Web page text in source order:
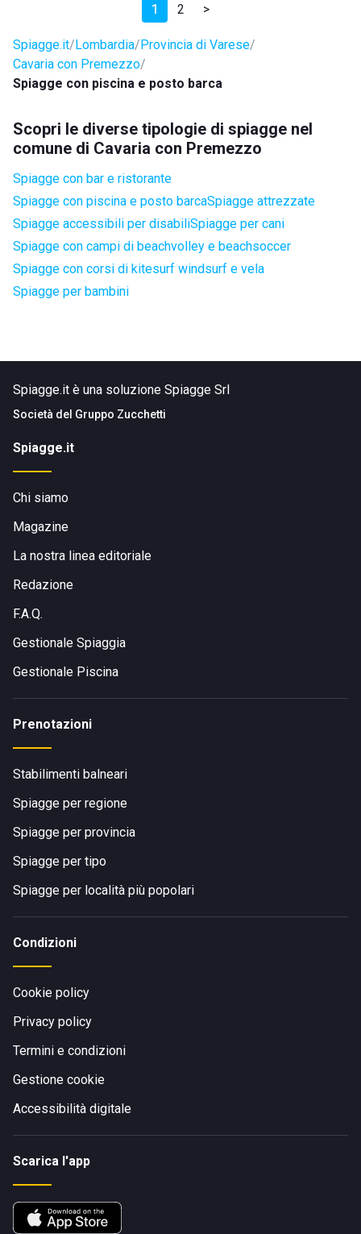
1 2 >
Spiagge.it Lombardia Provincia di Varese
Cavaria con Premezzo
Spiagge con piscina e posto barca
Scopri le diverse tipologie di spiagge nel
comune di Cavaria con Premezzo
Spiagge con bar e ristorante
Spiagge con piscina e posto barcaSpiagge attrezzate
Spiagge accessibili per disabiliSpiagge per cani
Spiagge con campi di beachvolley e beachsoccer
Spiagge con corsi di kitesurf windsurf e vela
Spiagge per bambini
Spiagge.it è una soluzione Spiagge Srl
Società del Gruppo Zucchetti
Spiagge.it
Chi siamo
Magazine
La nostra linea editoriale
Redazione
F.A.Q.
Gestionale Spiaggia
Gestionale Piscina
Prenotazioni
Stabilimenti balneari
Spiagge per regione
Spiagge per provincia
Spiagge per tipo
Spiagge per località più popolari
Condizioni
Cookie policy
Privacy policy
Termini e condizioni
Gestione cookie
Accessibilità digitale
Scarica l'app